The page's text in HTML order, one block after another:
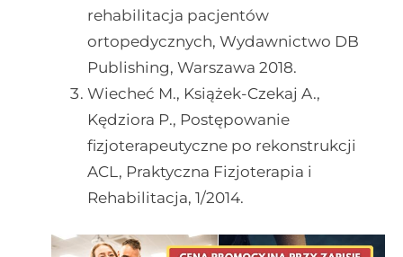
rehabilitacja pacjentów
ortopedycznych, Wydawnictwo DB
Publishing, Warszawa 2018.
Wiecheć M., Książek-Czekaj A.,
Kędziora P., Postępowanie
fizjoterapeutyczne po rekonstrukcji
ACL, Praktyczna Fizjoterapia i
Rehabilitacja, 1/2014.